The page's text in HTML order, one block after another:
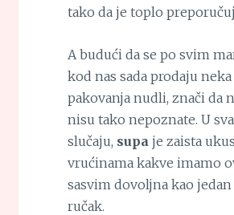
tako da je toplo
A budući da se po svim
kod nas sada prodaju
pakovanja nudli, znači da
nisu tako nepoznate. U
slučaju, supa je zaista
vrućinama kakve imamo
sasvim dovoljna kao
ručak.